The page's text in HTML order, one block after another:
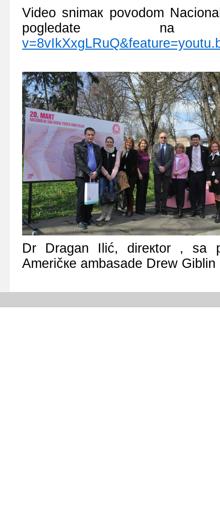
Vidео snimак pоvоdоm
pоglеdаtе nа
Dr Drаgаn Ilić, dirекtоr , sа
Аmеričке аmbаsаdе Drew Giblin